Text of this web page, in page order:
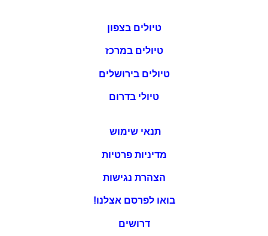
טיולים בצפון
טיולים במרכז
טיולים בירושלים
טיולי בדרום
תנאי שימוש
מדיניות פרטיות
הצהרת נגישות
בואו לפרסם אצלנו!
דרושים